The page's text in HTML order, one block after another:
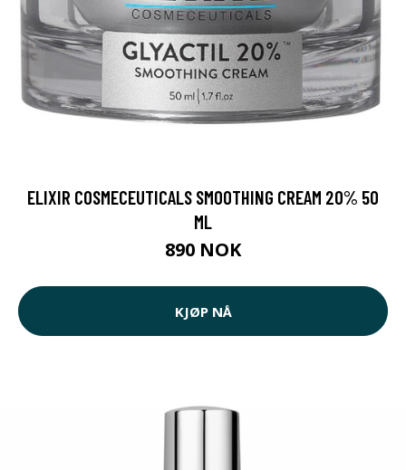
ELIXIR COSMECEUTICALS SMOOTHING CREAM 20% 50
ML
890 NOK
KJØP NÅ